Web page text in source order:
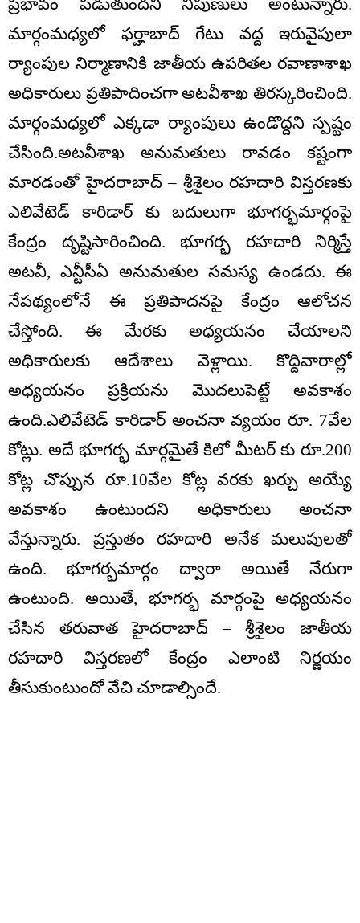
ప్రభావం పడుతుందని నిపుణులు అంటున్నారు.
మార్గంమధ్యలో ఫర్హాబాద్ గేటు వద్ద ఇరువైపులా
ర్యాంపుల నిర్మాణానికి జాతీయ ఉపరితల రవాణాశాఖ
అధికారులు ప్రతిపాదించగా అటవీశాఖ తిరస్కరించింది.
మార్గంమధ్యలో ఎక్కడా ర్యాంపులు ఉండొద్దని స్పష్టం
చేసింది.అటవీశాఖ అనుమతులు రావడం కష్టంగా
మారడంతో హైదరాబాద్ – శ్రీశైలం రహదారి విస్తరణకు
ఎలివేటెడ్ కారిడార్ కు బదులుగా భూగర్భమార్గంపై
కేంద్రం దృష్టిసారించింది. భూగర్భ రహదారి నిర్మిస్తే
అటవీ, ఎన్టీసీఏ అనుమతుల సమస్య ఉండదు. ఈ
నేపథ్యంలోనే ఈ ప్రతిపాదనపై కేంద్రం ఆలోచన
చేస్తోంది. ఈ మేరకు అధ్యయనం చేయాలని
అధికారులకు ఆదేశాలు వెళ్లాయి. కొద్దివారాల్లో
అధ్యయనం ప్రక్రియను మొదలుపెట్టే అవకాశం
ఉంది.ఎలివేటెడ్ కారిడార్ అంచనా వ్యయం రూ. 7వేల
కోట్లు. అదే భూగర్భ మార్గమైతే కిలో మీటర్ కు రూ.200
కోట్ల చొప్పున రూ.10వేల కోట్ల వరకు ఖర్చు అయ్యే
అవకాశం ఉంటుందని అధికారులు అంచనా
వేస్తున్నారు. ప్రస్తుతం రహదారి అనేక మలుపులతో
ఉంది. భూగర్భమార్గం ద్వారా అయితే నేరుగా
ఉంటుంది. అయితే, భూగర్భ మార్గంపై అధ్యయనం
చేసిన తరువాత హైదరాబాద్ – శ్రీశైలం జాతీయ
రహదారి విస్తరణలో కేంద్రం ఎలాంటి నిర్ణయం
తీసుకుంటుందో వేచి చూడాల్సిందే.